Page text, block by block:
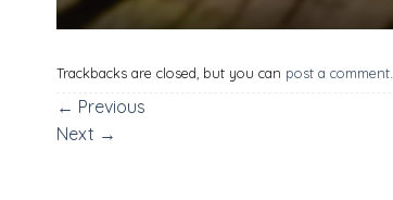
Trackbacks are closed, but you can post a comment.
← Previous
Next →